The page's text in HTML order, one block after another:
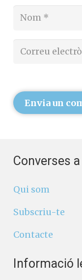
Envia un
Converses
Qui som
Subscriu-te
Contacte
Informació